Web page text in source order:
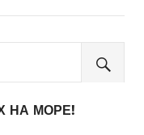
НА МОРЕ!